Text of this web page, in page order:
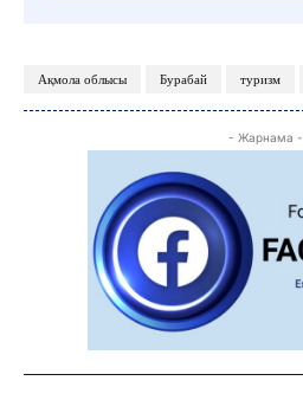
Ақмола облысы Бурабай туризм
- Жарнама -